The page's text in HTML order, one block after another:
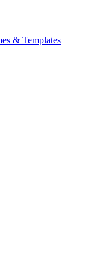
& Templates